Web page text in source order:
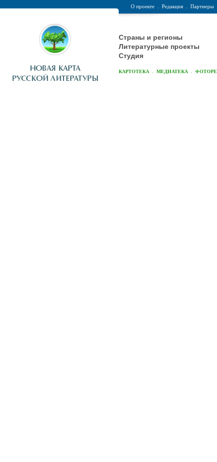
О проекте Редакция Партнеры
Страны и регионы
Литературные проекты
Студия
КАРТОТЕКА МЕДИАТЕКА